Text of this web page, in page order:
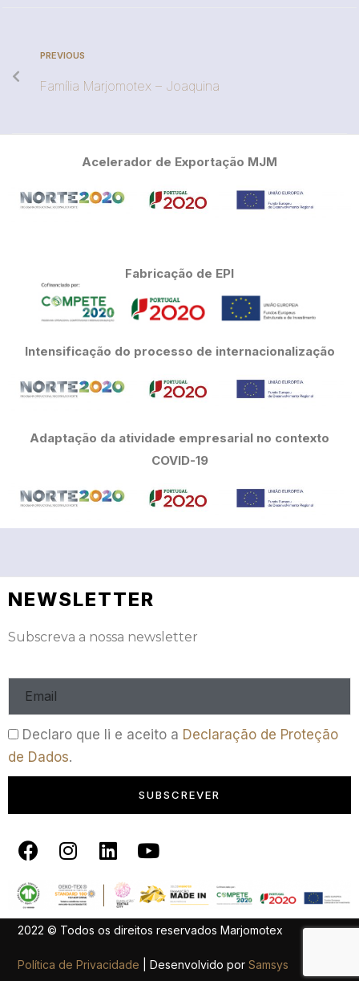
PREVIOUS
Família Marjomotex – Joaquina
Acelerador de Exportação MJM
Fabricação de EPI
Intensificação do processo de internacionalização
Adaptação da atividade empresarial no contexto
COVID-19
NEWSLETTER
Subscreva a nossa newsletter
Declaro que li e aceito a Declaração de Proteção
de Dados.
SUBSCREVER
2022 © Todos os direitos reservados Marjomotex
Política de Privacidade | Desenvolvido porSamsys